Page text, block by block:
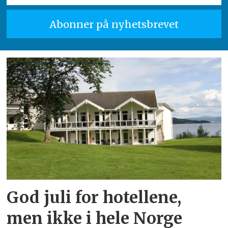
God juli for hotellene,
men ikke i hele Norge